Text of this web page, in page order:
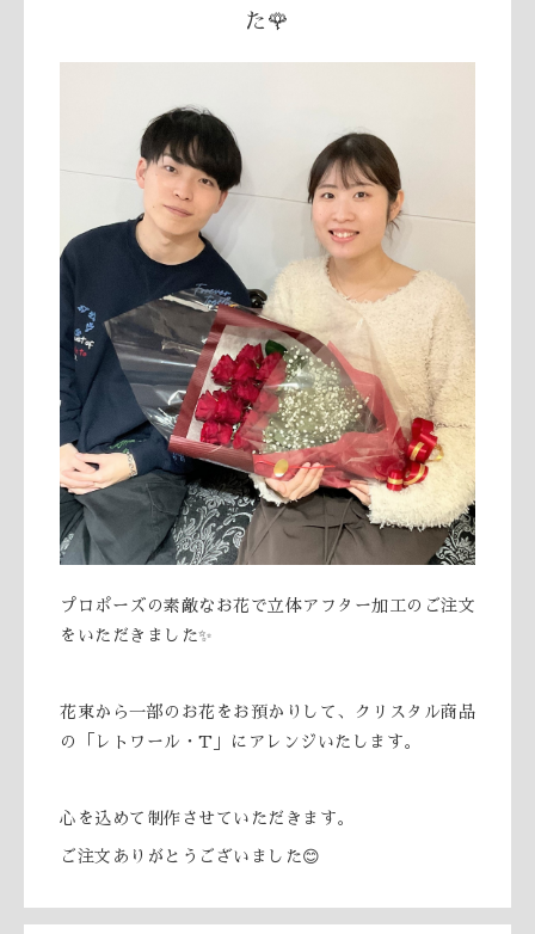
た🌹
プロポーズの素敵なお花で立体アフター加工のご注文
をいただきました✨
花束から一部のお花をお預かりして、クリスタル商品
の「レトワール・T」にアレンジいたします。
心を込めて制作させていただきます。
ご注文ありがとうございました😊